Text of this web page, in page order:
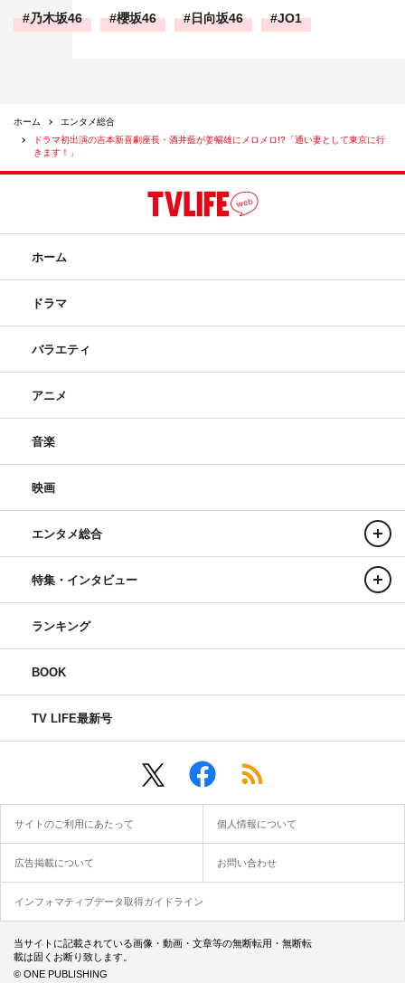
乃木坂46 櫻坂46 日向坂46 JO1
ホーム
エンタメ総合
ドラマ初出演の吉本新喜劇座長・酒井藍が姜暢雄にメロメロ!?「通い妻として東京に行
きます！」
ホーム
ドラマ
バラエティ
アニメ
音楽
映画
エンタメ総合
特集・インタビュー
ランキング
BOOK
TV LIFE最新号
サイトのご利用にあたって 個人情報について
広告掲載について お問い合わせ
インフォマティブデータ取得ガイドライン
当サイトに記載されている画像・動画・文章等の無断転用・無断転
載は固くお断り致します。
© ONE PUBLISHING